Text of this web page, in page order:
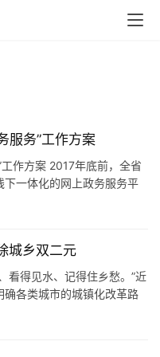
服务”工作方案
作方案 2017年底前，全省
一体化的网上政务服务平
城乡双二元
看得见水、记得住乡愁。”近
确各类城市的城镇化改革路